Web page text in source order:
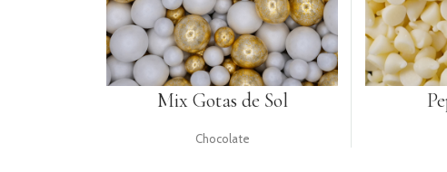
Mix Gotas de Sol
Chocolate